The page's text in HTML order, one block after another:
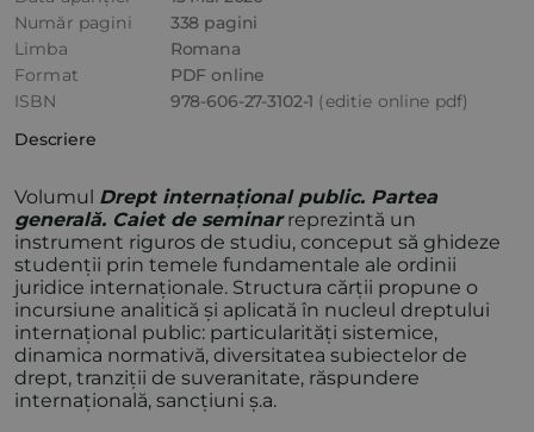
Număr pagini
338 pagini
Limba
Romana
Format
PDF online
ISBN
978-606-27-3102-1 (editie online pdf)
Descriere
Volumul Drept internațional public. Partea
generală. Caiet de seminarreprezintă un
instrument riguros de studiu, conceput să ghideze
studenții prin temele fundamentale ale ordinii
juridice internaționale. Structura cărții propune o
incursiune analitică și aplicată în nucleul dreptului
internațional public: particularități sistemice,
dinamica normativă, diversitatea subiectelor de
drept, tranziții de suveranitate, răspundere
internațională, sancțiuni ș.a.